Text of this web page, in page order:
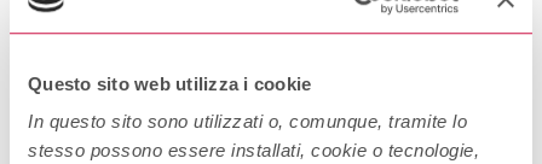
Questo sito web utilizza i cookie
In questo sito sono utilizzati o, comunque, tramite lo
stesso possono essere installati, cookie o tecnologie,
Rakhi Purnima e nel Sud India Avani Avittam, è la festa
festeggiata non solo dagli induisti, ma anche dai giainisti e dai
In questo giorno di festa le sorelle sono solite regalare ai loro